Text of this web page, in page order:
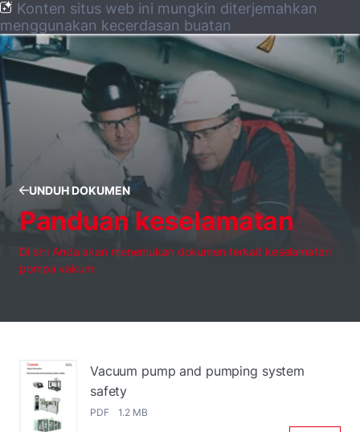
Konten situs web ini mungkin diterjemahkan
menggunakan kecerdasan buatan
UNDUH DOKUMEN
Panduan keselamatan
Di sini Anda akan menemukan dokumen terkait keselamatan
pompa vakum
Vacuum pump and pumping system
safety
PDF 1.2 MB